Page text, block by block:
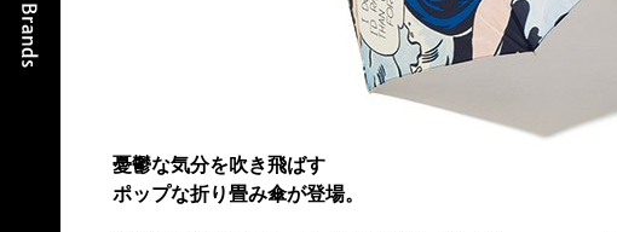
憂鬱な気分を吹き飛ばす
ポップな折り畳み傘が登場。